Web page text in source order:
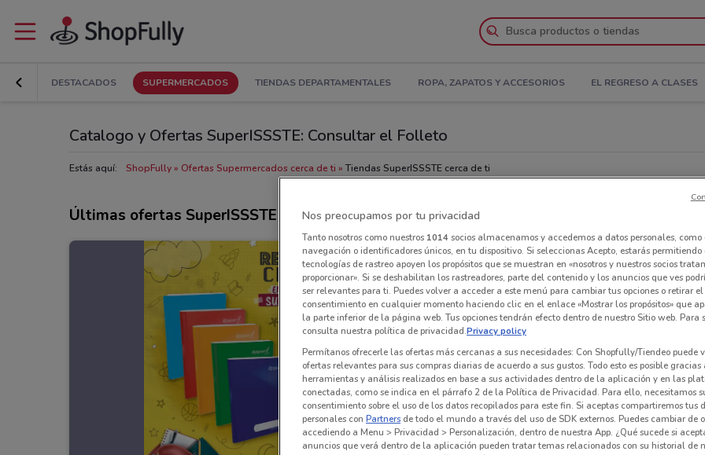
DESTACADOS SUPERMERCADOS TIENDAS DEPARTAMENTALES ROPA, ZAPATOS Y ACCESORIOS EL REGRESO A CLASES
Catalogo y Ofertas SuperISSSTE: Consultar el Folleto
Estás aquí: ShopFully Ofertas Supermercados cerca de ti Tiendas SuperISSSTE cerca de ti
Últimas ofertas SuperISSSTE Nos preocupamos por tu privacidad
Tanto nosotros como nuestros 1014socios almacenamos y accedemos a datos personales, como
navegación o identificadores únicos, en tu dispositivo. Si seleccionas Acepto, estarás
tecnologías de rastreo apoyen los propósitos que se muestran en «nosotros y nuestros socios
proporcionar». Si se deshabilitan los rastreadores, parte del contenido y los anuncios que ves
ser relevantes para ti. Puedes volver a acceder a este menú para cambiar tus opciones o retirar el
consentimiento en cualquier momento haciendo clic en el enlace «Mostrar los propósitos» que
la parte inferior de la página web. Tus opciones tendrán efecto dentro de nuestro Sitio web. Para
consulta nuestra política de privacidad.Privacy policy
Permítanos ofrecerle las ofertas más cercanas a sus necesidades: Con Shopfully/Tiendeo puede
ofertas relevantes para sus compras diarias de acuerdo a sus gustos. Todo esto es posible gracias
herramientas y análisis realizados en base a sus actividades dentro de la aplicación y en las
conectadas, como se indica en el párrafo 2 de la Política de Privacidad. Para ello, necesitamos
consentimiento sobre el uso de los datos recopilados para este fin. Si aceptas compartiremos tus
personales con Partners de todo el mundo a través del uso de SDK externos. Puedes cambiar de
accediendo a Menu > Privacidad > Personalización, dentro de nuestra App. ¿Qué sucede si
anuncios que verá dentro de la aplicación pueden tratar temas relacionados con su historial de